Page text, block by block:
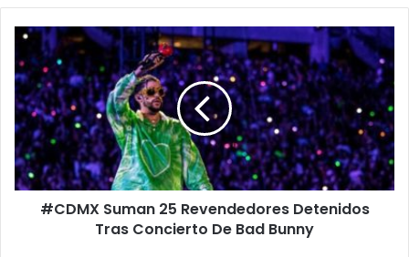
#CDMX
Suman
25
Revendedores
Detenidos
Tras
Concierto
De
Bad
Bunny#CDMX Suman 25 Revendedores Detenidos
Tras Concierto De Bad Bunny